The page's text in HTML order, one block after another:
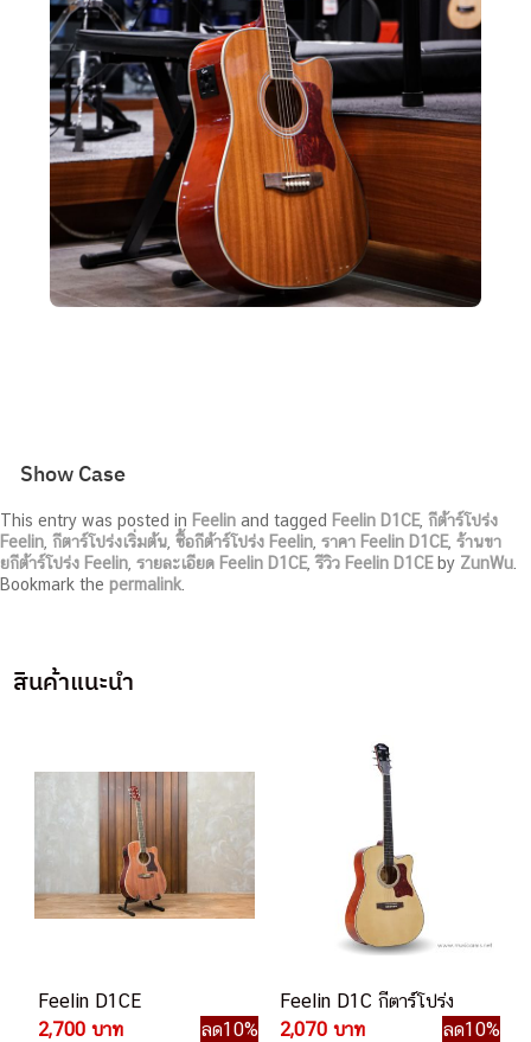
Show Case
This entry was posted in Feelin and tagged Feelin D1CE, กีต้าร์โปร่ง
Feelin กีตาร์โปร่งเริ่มต้น ซื้อกีต้าร์โปร่ง Feelin ราคา Feelin D1CE, ร้านขา
ยกีต้าร์โปร่ง Feelin รายละเอียด Feelin D1CE,รีวิว Feelin D1CEby ZunWu
Bookmark the permalink
สินค้าแนะนำ
Feelin D1CE
2,700 บาท
ลด10%
Feelin D1C กีตาร์โปร่ง
2,070 บาท
ลด10%